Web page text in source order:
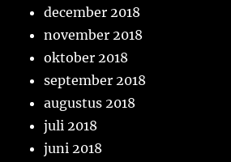
december 2018
november 2018
oktober 2018
september 2018
augustus 2018
juli 2018
juni 2018